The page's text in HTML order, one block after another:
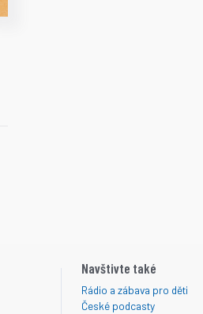
Navštivte také
Rádio a zábava pro děti
České podcasty